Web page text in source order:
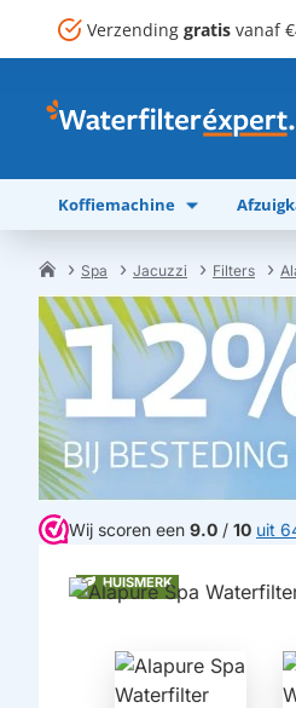
Verzending gratis vanaf
Koffiemachine
Spa Jacuzzi Filters
Wij scoren een 9.0 / 10 uit
HUISMERK